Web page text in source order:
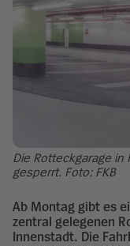
Die Rotteckgarage
gesperrt. Foto: FKB
Ab Montag gibt es
zentral gelegenen
Innenstadt. Die